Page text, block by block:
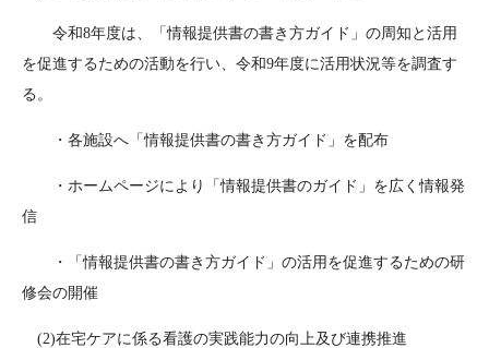
令和8年度は、「情報提供書の書き方ガイド」の周知と活用
を促進するための活動を行い、令和9年度に活用状況等を調査す
る。
・各施設へ「情報提供書の書き方ガイド」を配布
・ホームページにより「情報提供書のガイド」を広く情報発
信
・「情報提供書の書き方ガイド」の活用を促進するための研
修会の開催
(2)在宅ケアに係る看護の実践能力の向上及び連携推進